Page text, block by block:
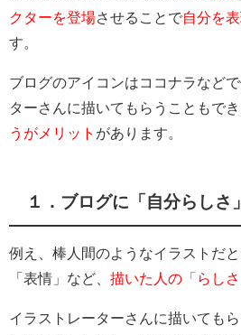
クターを登場させることで自分を
す。
ブログのアイコンはココナラなど
ターさんに描いてもらうこともでき
うがメリット があります。
１．ブログに「自分らしさ
例え、棒人間のようなイラストだ
「表情」など、 描いた人の「らしさ
イラストレーターさんに描いても